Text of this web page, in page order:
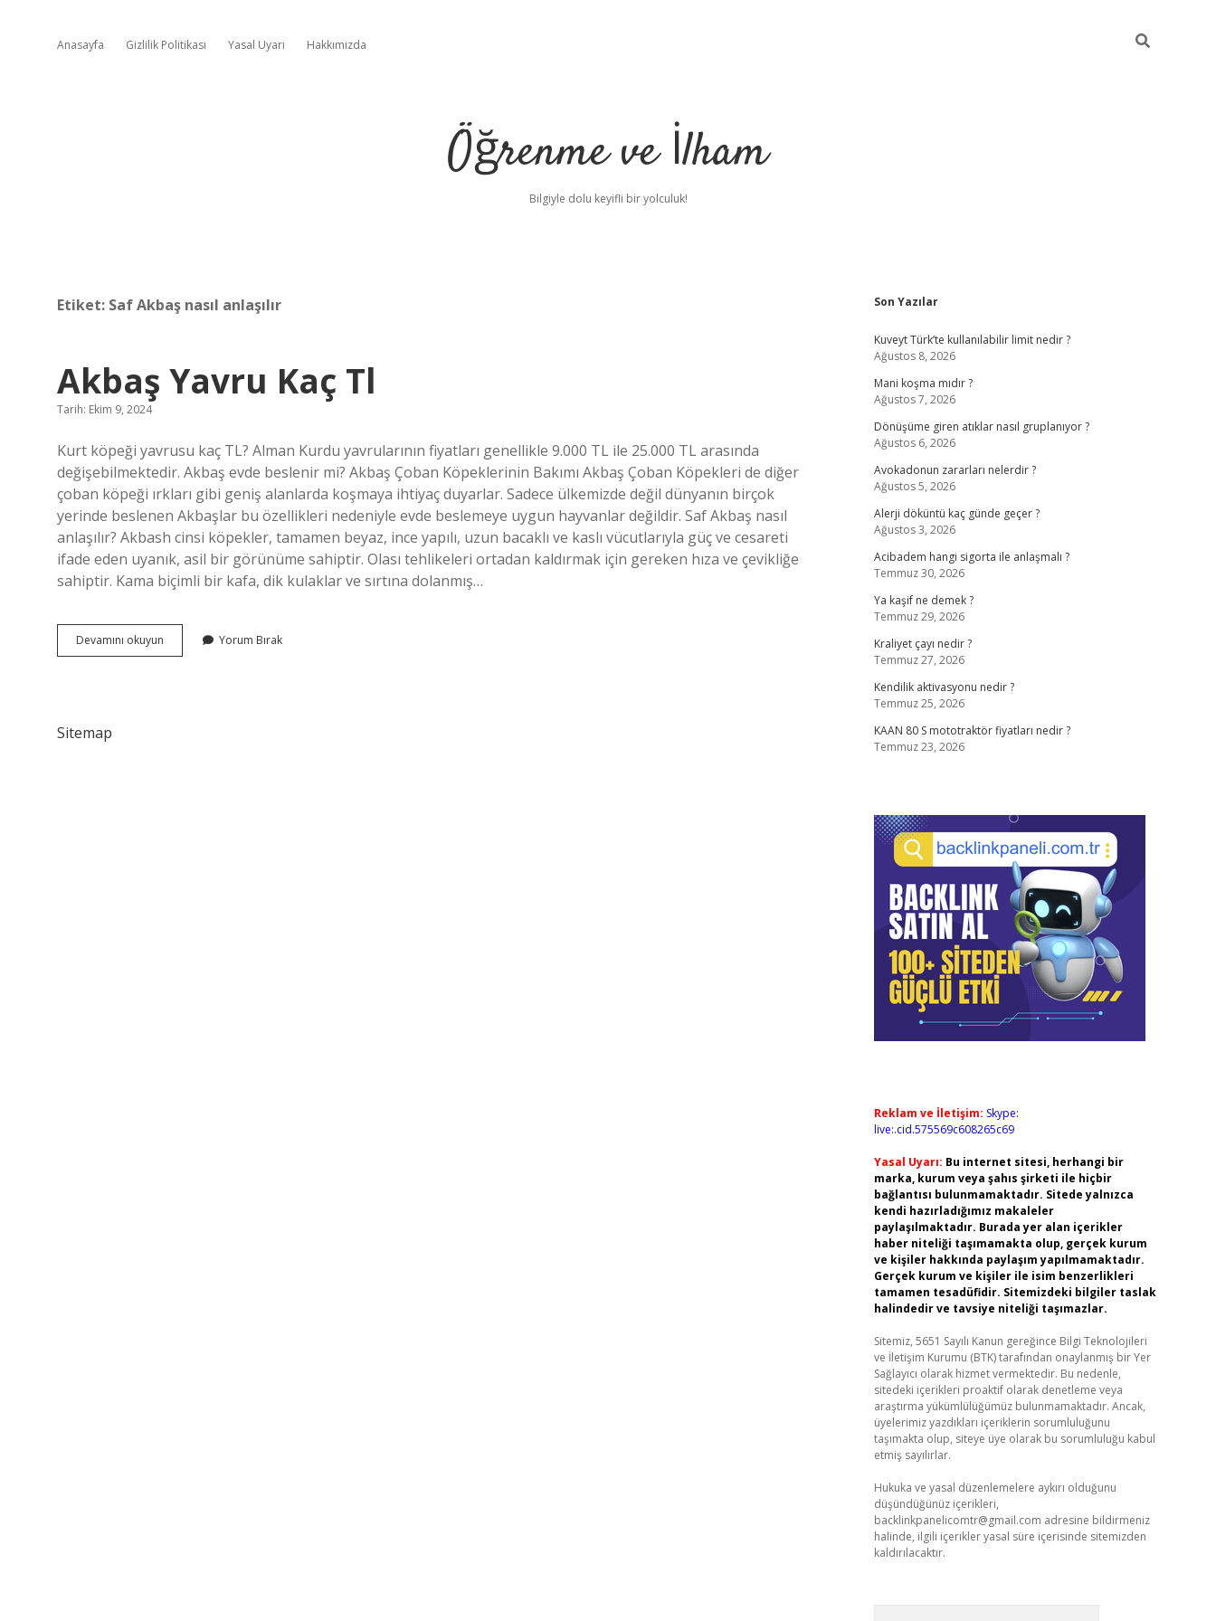
Anasayfa Gizlilik Politikası Yasal Uyarı Hakkımızda
Öğrenme ve İlham
Bilgiyle dolu keyifli bir yolculuk!
Etiket: Saf Akbaş nasıl anlaşılır
Akbaş Yavru Kaç Tl
Tarih: Ekim 9, 2024
Kurt köpeği yavrusu kaç TL? Alman Kurdu yavrularının fiyatları genellikle 9.000 TL ile 25.000 TL arasında
değişebilmektedir. Akbaş evde beslenir mi? Akbaş Çoban Köpeklerinin Bakımı Akbaş Çoban Köpekleri de diğer
çoban köpeği ırkları gibi geniş alanlarda koşmaya ihtiyaç duyarlar. Sadece ülkemizde değil dünyanın birçok
yerinde beslenen Akbaşlar bu özellikleri nedeniyle evde beslemeye uygun hayvanlar değildir. Saf Akbaş nasıl
anlaşılır? Akbash cinsi köpekler, tamamen beyaz, ince yapılı, uzun bacaklı ve kaslı vücutlarıyla güç ve cesareti
ifade eden uyanık, asil bir görünüme sahiptir. Olası tehlikeleri ortadan kaldırmak için gereken hıza ve çevikliğe
sahiptir. Kama biçimli bir kafa, dik kulaklar ve sırtına dolanmış…
Devamını okuyun
Yavru
Yorum Bırak
Sitemap
Sidebar
Son Yazılar
Kuveyt Türk’te kullanılabilir limit nedir ?
Ağustos 8, 2026
Mani koşma mıdır ?
Ağustos 7, 2026
Dönüşüme giren atıklar nasıl gruplanıyor ?
Ağustos 6, 2026
Avokadonun zararları nelerdir ?
Ağustos 5, 2026
Alerji döküntü kaç günde geçer ?
Ağustos 3, 2026
Acibadem hangi sigorta ile anlaşmalı ?
Temmuz 30, 2026
Ya kaşif ne demek ?
Temmuz 29, 2026
Kraliyet çayı nedir ?
Temmuz 27, 2026
Kendilik aktivasyonu nedir ?
Temmuz 25, 2026
KAAN 80 S mototraktör fiyatları nedir ?
Temmuz 23, 2026
Reklam ve İletişim: Skype:
live:.cid.575569c608265c69
Yasal Uyarı: Bu internet sitesi, herhangi bir
marka, kurum veya şahıs şirketi ile hiçbir
bağlantısı bulunmamaktadır. Sitede yalnızca
kendi hazırladığımız makaleler
paylaşılmaktadır. Burada yer alan içerikler
haber niteliği taşımamakta olup, gerçek kurum
ve kişiler hakkında paylaşım yapılmamaktadır.
Gerçek kurum ve kişiler ile isim benzerlikleri
tamamen tesadüfidir. Sitemizdeki bilgiler taslak
halindedir ve tavsiye niteliği taşımazlar.
Sitemiz, 5651 Sayılı Kanun gereğince Bilgi Teknolojileri
ve İletişim Kurumu (BTK) tarafından onaylanmış bir Yer
Sağlayıcı olarak hizmet vermektedir. Bu nedenle,
sitedeki içerikleri proaktif olarak denetleme veya
araştırma yükümlülüğümüz bulunmamaktadır. Ancak,
üyelerimiz yazdıkları içeriklerin sorumluluğunu
taşımakta olup, siteye üye olarak bu sorumluluğu kabul
etmiş sayılırlar.
Hukuka ve yasal düzenlemelere aykırı olduğunu
düşündüğünüz içerikleri,
backlinkpanelicomtr@gmail.com adresine bildirmeniz
halinde, ilgili içerikler yasal süre içerisinde sitemizden
kaldırılacaktır.